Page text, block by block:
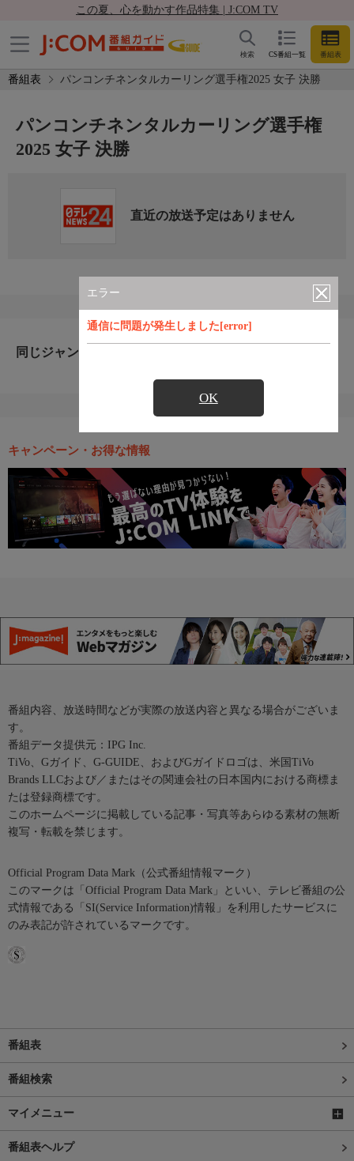
この夏、心を動かす作品特集 | J:COM TV
CS番組一覧 番組表
検索
番組表 パンコンチネンタルカーリング選手権2025 女子 決勝
エラー
通信に問題が発生しました[error]
OK
パンコンチネンタルカーリング選手権
2025 女子 決勝
直近の放送予定はありません
同じジャンルのおすすめ番組
キャンペーン・お得な情報
番組内容、放送時間などが実際の放送内容と異なる場合がございま
す。
番組データ提供元：IPG Inc.
TiVo、Gガイド、G-GUIDE、およびGガイドロゴは、米国TiVo
Brands LLCおよび／またはその関連会社の日本国内における商標ま
たは登録商標です。
このホームページに掲載している記事・写真等あらゆる素材の無断
複写・転載を禁じます。
Official Program Data Mark（公式番組情報マーク）
このマークは「Official Program Data Mark」といい、テレビ番組の公
式情報である「SI(Service Information)情報」を利用したサービスに
のみ表記が許されているマークです。
番組表
番組検索
マイメニュー
番組表ヘルプ